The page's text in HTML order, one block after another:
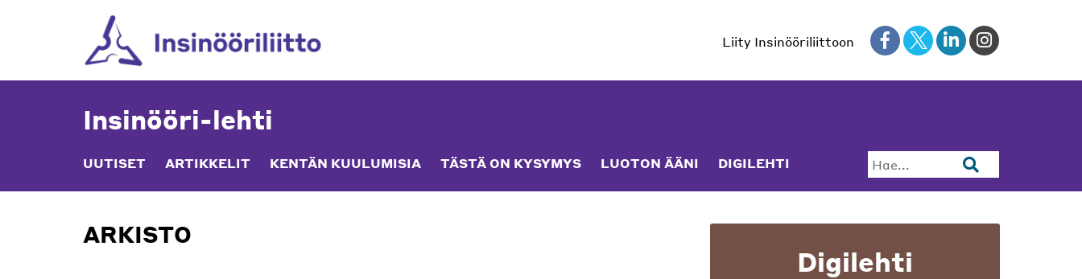
Liity Insinööriliittoon
Insinööri-lehti
UUTISET ARTIKKELIT KENTÄN KUULUMISIA TÄSTÄ ON KYSYMYS LUOTON ÄÄNI DIGILEHTI Hae...
ARKISTO
Digilehti